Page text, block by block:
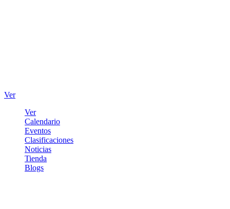
Ver
Ver
Calendario
Eventos
Clasificaciones
Noticias
Tienda
Blogs